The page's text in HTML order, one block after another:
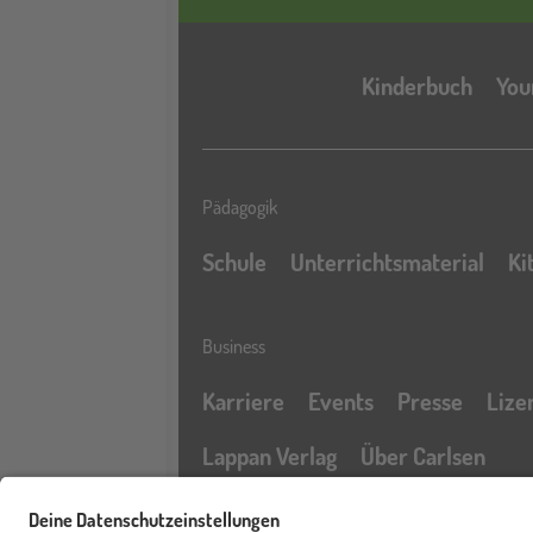
Kinderbuch
Pädagogik
Schule Unterrichtsmaterial
Business
Karriere Events Presse
Lappan Verlag
Über Carlsen